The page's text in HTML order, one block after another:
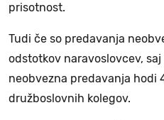
prisotnost.
Tudi če so predavanja
odstotkov naravoslovcev,
neobvezna predavanja hodi
družboslovnih kolegov.